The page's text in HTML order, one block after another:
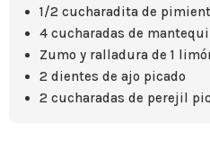
1/2 cucharadita de
4 cucharadas de
Zumo y ralladura de 1
2 dientes de ajo picado
2 cucharadas de perejil